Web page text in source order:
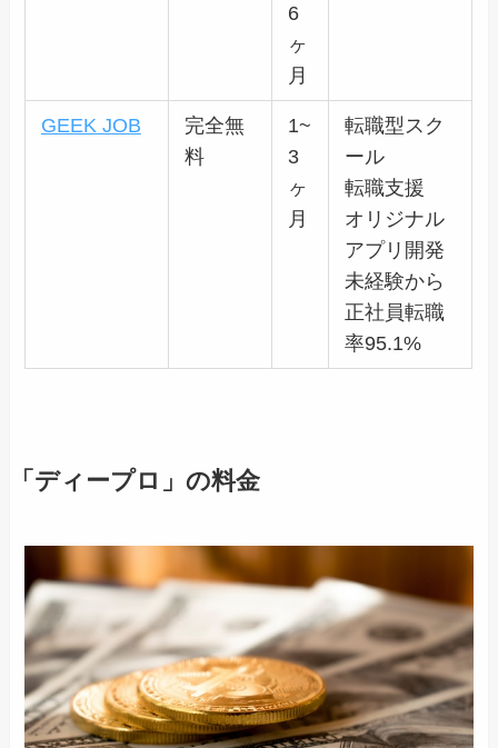
6
ヶ
月
GEEK JOB
完全無
料
1~
3
ヶ
月
転職型スク
ール
転職支援
オリジナル
アプリ開発
未経験から
正社員転職
率95.1%
「ディープロ」の料金